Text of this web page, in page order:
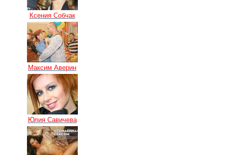
Ксения Собчак
Максим Аверин
Юлия Савичева